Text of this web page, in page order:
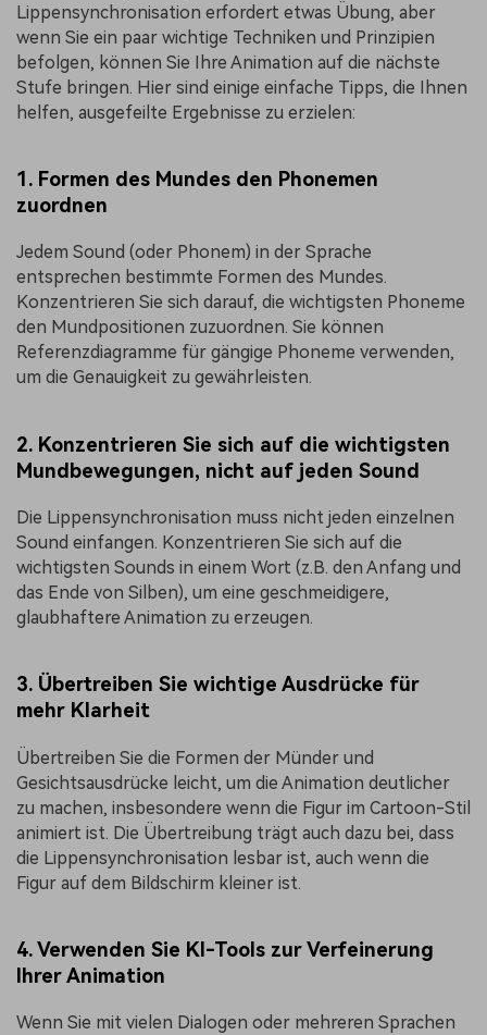
Lippensynchronisation erfordert etwas Übung, aber
wenn Sie ein paar wichtige Techniken und Prinzipien
befolgen, können Sie Ihre Animation auf die nächste
Stufe bringen. Hier sind einige einfache Tipps, die Ihnen
helfen, ausgefeilte Ergebnisse zu erzielen:
1. Formen des Mundes den Phonemen
zuordnen
Jedem Sound (oder Phonem) in der Sprache
entsprechen bestimmte Formen des Mundes.
Konzentrieren Sie sich darauf, die wichtigsten Phoneme
den Mundpositionen zuzuordnen. Sie können
Referenzdiagramme für gängige Phoneme verwenden,
um die Genauigkeit zu gewährleisten.
2. Konzentrieren Sie sich auf die wichtigsten
Mundbewegungen, nicht auf jeden Sound
Die Lippensynchronisation muss nicht jeden einzelnen
Sound einfangen. Konzentrieren Sie sich auf die
wichtigsten Sounds in einem Wort (z.B. den Anfang und
das Ende von Silben), um eine geschmeidigere,
glaubhaftere Animation zu erzeugen.
3. Übertreiben Sie wichtige Ausdrücke für
mehr Klarheit
Übertreiben Sie die Formen der Münder und
Gesichtsausdrücke leicht, um die Animation deutlicher
zu machen, insbesondere wenn die Figur im Cartoon-Stil
animiert ist. Die Übertreibung trägt auch dazu bei, dass
die Lippensynchronisation lesbar ist, auch wenn die
Figur auf dem Bildschirm kleiner ist.
4. Verwenden Sie KI-Tools zur Verfeinerung
Ihrer Animation
Wenn Sie mit vielen Dialogen oder mehreren Sprachen